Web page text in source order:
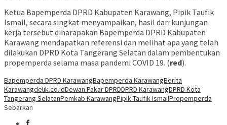
Ketua Bapemperda DPRD Kabupaten Karawang, Pipik Taufik
Ismail, secara singkat menyampaikan, hasil dari kunjungan
kerja tersebut diharapakan Bapemperda DPRD Kabupaten
Karawang mendapatkan referensi dan melihat apa yang telah
dilakukan DPRD Kota Tangerang Selatan dalam pembentukan
propemperda selama masa pandemi COVID 19. (red).
Bapemperda DPRD KarawangBapemperda KarawangBerita
Karawangdelik.co.idDewan Pakar DPRDDPRD KarawangDPRD Kota
Tangerang SelatanPemkab KarawangPipik Taufik IsmailPropemperda
Sebarkan